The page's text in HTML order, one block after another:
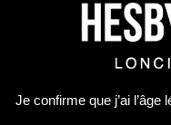
Plus que 1 en stock !
Je confirme que j’ai l’âge